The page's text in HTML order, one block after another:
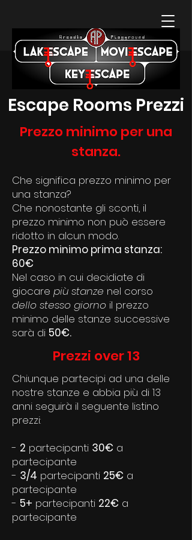
Escape Rooms Prezzi
Prezzo minimo per una
stanza.
Che significa prezzo minimo per
una stanza?
Che nonostante gli sconti, il
prezzo minimo non può essere
ridotto in alcun modo.
Prezzo minimo prima stanza:
60€
Nel caso in cui decidiate di
giocare più stanze nel corso
dello stesso giorno il prezzo
minimo delle stanze successive
sarà di 50€.
Prezzi over 13
Chiunque partecipi ad una delle
nostre stanze e abbia più di 13
anni seguirà il seguente listino
prezzi:
- 2 partecipanti 30€ a
partecipante
- 3/4 partecipanti 25€ a
partecipante
- 5+ partecipanti 22€ a
partecipante